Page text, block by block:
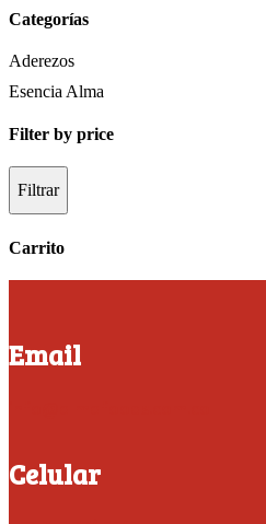
Categorías
Aderezos
Esencia Alma
Filter by price
Filtrar
Carrito
Email
Celular